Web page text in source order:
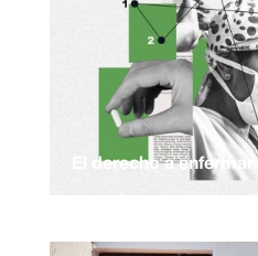
El derecho a